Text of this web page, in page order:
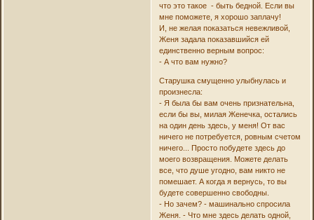
что это такое - быть бедной. Если вы
мне поможете, я хорошо заплачу!
И, не желая показаться невежливой,
Женя задала показавшийся ей
единственно верным вопрос:
- А что вам нужно?
Старушка смущенно улыбнулась и
произнесла:
- Я была бы вам очень признательна,
если бы вы, милая Женечка, остались
на один день здесь, у меня! От вас
ничего не потребуется, ровным счетом
ничего... Просто побудете здесь до
моего возвращения. Можете делать
все, что душе угодно, вам никто не
помешает. А когда я вернусь, то вы
будете совершенно свободны.
- Но зачем? - машинально спросила
Женя. - Что мне здесь делать одной,